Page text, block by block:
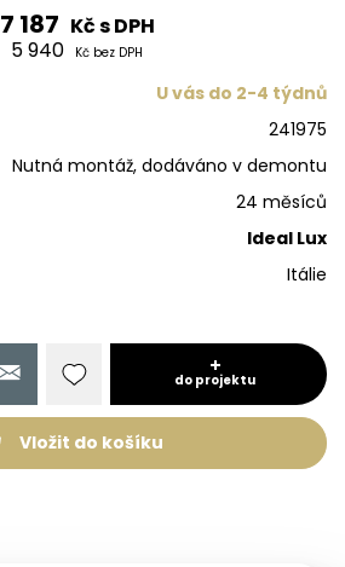
7 187 Kč s DPH
5 940
Kč bez DPH
U vás do 2-4 týdnů
241975
Nutná montáž, dodáváno v demontu
24 měsíců
Ideal Lux
Itálie
Vložit do košíku
do projektu